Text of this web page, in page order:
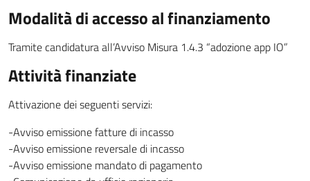
Modalità di accesso al finanziamento
Tramite candidatura all’Avviso Misura 1.4.3 “adozione app IO”
Attività finanziate
Attivazione dei seguenti servizi:
-Avviso emissione fatture di incasso
-Avviso emissione reversale di incasso
-Avviso emissione mandato di pagamento